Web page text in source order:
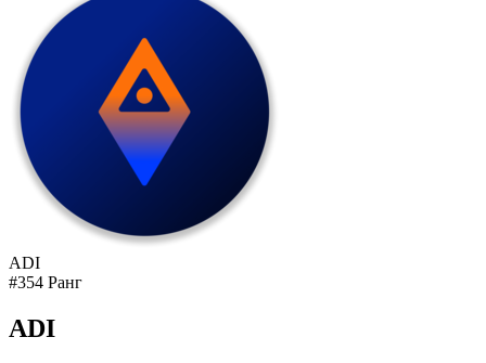
ADI
#354 Ранг
ADI